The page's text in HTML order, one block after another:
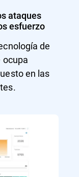
ataques
esfuerzo
de
en las